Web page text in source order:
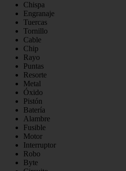
Chispa
Engranaje
Tuercas
Tornillo
Cable
Chip
Rayo
Puntas
Resorte
Metal
Óxido
Pistón
Batería
Alambre
Fusible
Motor
Interruptor
Robo
Byte